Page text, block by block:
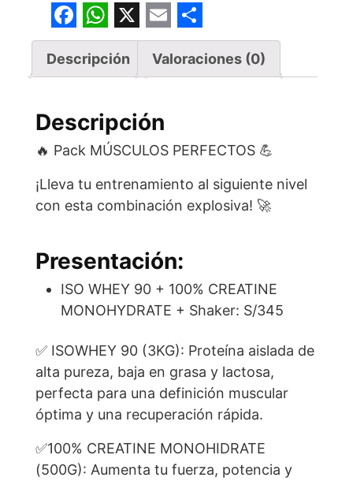
+
SHAKER
F
a
e
b
o
o
k
W
h
t
s
A
p
p
X E
m
i
l
S
h
e
Descripción Valoraciones (0)
Descripción
🔥 Pack MÚSCULOS PERFECTOS 💪
¡Lleva tu entrenamiento al siguiente nivel
con esta combinación explosiva! 🚀
Presentación:
ISO WHEY 90 + 100% CREATINE
MONOHYDRATE + Shaker: S/345
✅ ISOWHEY 90 (3KG): Proteína aislada de
alta pureza, baja en grasa y lactosa,
perfecta para una definición muscular
óptima y una recuperación rápida.
✅100% CREATINE MONOHIDRATE
(500G): Aumenta tu fuerza, potencia y